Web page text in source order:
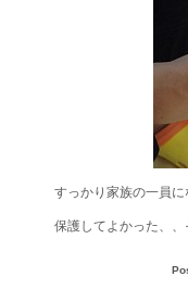
すっかり家族の一員
保護してよかった、